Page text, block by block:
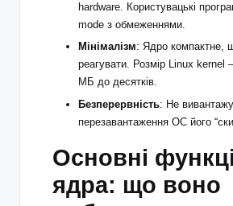
hardware. Користувацькі
mode з обмеженнями.
Мінімалізм: Ядро компактне,
реагувати. Розмір Linux kernel –
МБ до десятків.
Безперервність: Не
перезавантаження ОС його
Основні
ядра: що воно